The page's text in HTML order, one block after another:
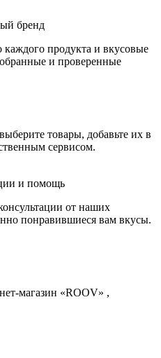
бренд
каждого продукта и вкусовые
и проверенные
товары, добавьте их в
сервисом.
и помощь
от наших
понравившиеся вам вкусы.
магазин «ROOV» ,